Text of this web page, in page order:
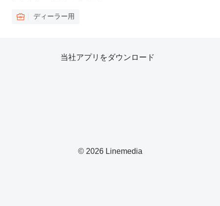
ディーラー用
© 2026 Linemedia
当社アプリをダウンロード